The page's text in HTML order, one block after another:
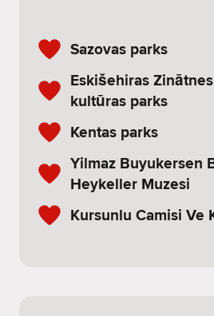
Sazovas parks
Eskišehiras
kultūras parks
Kentas parks
Yilmaz Buyukersen
Heykeller Muzesi
Kursunlu Camisi Ve